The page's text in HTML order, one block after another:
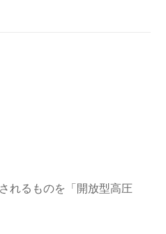
れるものを「開放型高圧